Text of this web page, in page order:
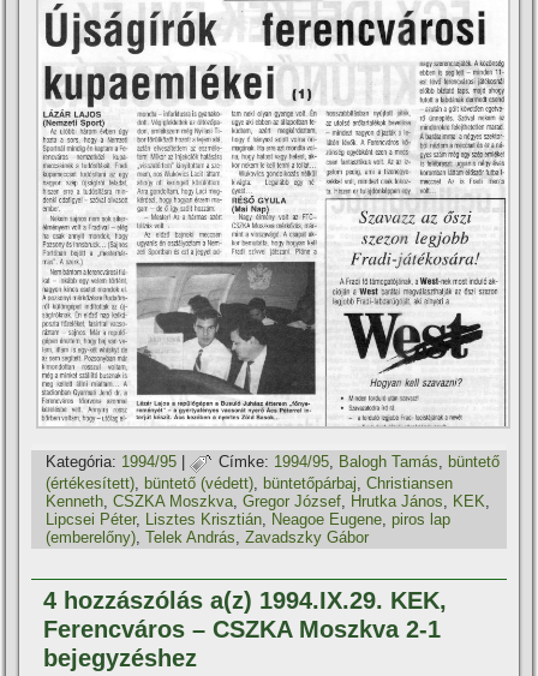
Kategória: 1994/95 | Címke: 1994/95, Balogh Tamás, büntető
(értékesí­tett)
büntető (védett) büntetőpárbaj ,Christiansen
Kenneth ,CSZKA Moszkva ,Gregor József Hrutka János KEK
Lipcsei Péter, Lisztes Krisztián Neagoe Eugene ,piros lap
(emberelőny) ,Telek András ,Zavadszky Gábor
4 hozzászólás a(z) 1994.IX.29. KEK,
Ferencváros – CSZKA Moszkva 2-1
bejegyzéshez